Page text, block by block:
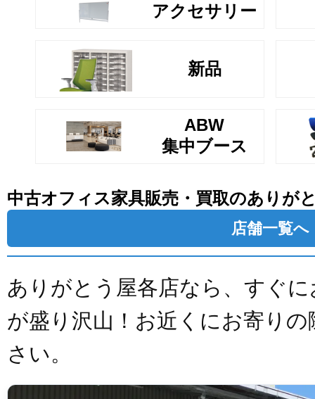
アクセサリー
新品
ABW
集中ブース
中古オフィス家具販売・買取のありが
店舗一覧へ
ありがとう屋各店なら、すぐ
が盛り沢山！お近くにお寄り
さい。